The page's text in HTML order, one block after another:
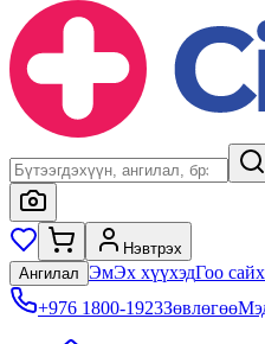
Нэвтрэх
Ангилал ЭмЭх хүүхэдГоо
+976 1800-1923Зөвлөгөө